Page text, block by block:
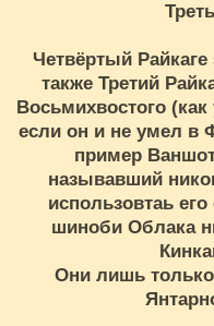
Четвёртый Райкаге
также Третий
Восьмихвостого
если он и не умел в
пример
называвший
использовтаь
шиноби Облака
Они лишь